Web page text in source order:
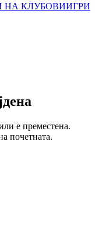
НА КЛУБОВИИГРИ
е преместена.
почетната.